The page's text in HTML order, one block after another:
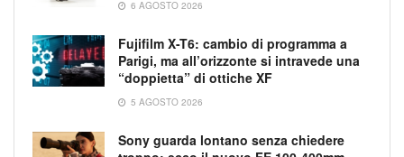
6 AGOSTO 2026
Fujifilm X-T6: cambio di programma a
Parigi, ma all’orizzonte si intravede una
“doppietta” di ottiche XF
5 AGOSTO 2026
Sony guarda lontano senza chiedere